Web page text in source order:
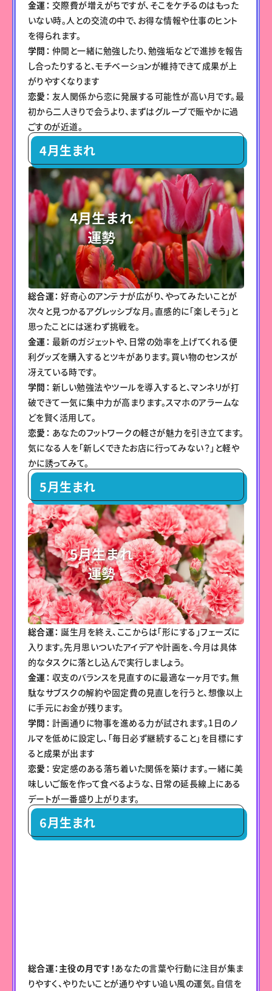
金運： 交際費が増えがちですが、そこをケチるのはもった
いない時。人との交流の中で、お得な情報や仕事のヒント
を得られます。
学問： 仲間と一緒に勉強したり、勉強垢などで進捗を報告
し合ったりすると、モチベーションが維持できて成果が上
がりやすくなります
恋愛： 友人関係から恋に発展する可能性が高い月です。最
初から二人きりで会うより、まずはグループで賑やかに過
ごすのが近道。
4月生まれ
総合運： 好奇心のアンテナが広がり、やってみたいことが
次々と見つかるアグレッシブな月。直感的に「楽しそう」と
思ったことには迷わず挑戦を。
金運： 最新のガジェットや、日常の効率を上げてくれる便
利グッズを購入するとツキがあります。買い物のセンスが
冴えている時です。
学問： 新しい勉強法やツールを導入すると、マンネリが打
破できて一気に集中力が高まります。スマホのアラームな
どを賢く活用して。
恋愛： あなたのフットワークの軽さが魅力を引き立てます。
気になる人を「新しくできたお店に行ってみない？」と軽や
かに誘ってみて。
5月生まれ
総合運： 誕生月を終え、ここからは「形にする」フェーズに
入ります。先月思いついたアイデアや計画を、今月は具体
的なタスクに落とし込んで実行しましょう。
金運： 収支のバランスを見直すのに最適な一ヶ月です。無
駄なサブスクの解約や固定費の見直しを行うと、想像以上
に手元にお金が残ります。
学問： 計画通りに物事を進める力が試されます。1日のノ
ルマを低めに設定し、「毎日必ず継続すること」を目標にす
ると成果が出ます
恋愛： 安定感のある落ち着いた関係を築けます。一緒に美
味しいご飯を作って食べるような、日常の延長線上にある
デートが一番盛り上がります。
6月生まれ
総合運：主役の月です！あなたの言葉や行動に注目が集ま
りやすく、やりたいことが通りやすい追い風の運気。自信を